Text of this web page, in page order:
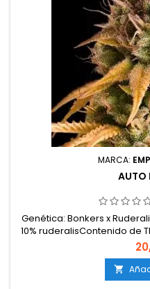
MARCA:
AUTO
Genética: Bonkers x
10% ruderalisContenido de
semanas desde
500 g/m²Producción en
120 cm en interior y
afrutados, con
